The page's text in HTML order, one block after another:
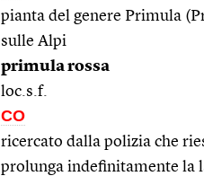
pianta del genere Primula
sulle Alpi
primula rossa
loc.s.f.
CO
ricercato dalla polizia che
prolunga indefinitamente la